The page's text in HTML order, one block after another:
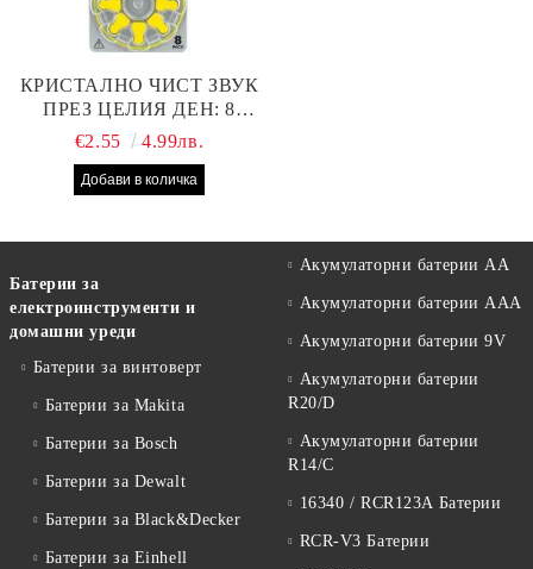
КРИСТАЛНО ЧИСТ ЗВУК
ПРЕЗ ЦЕЛИЯ ДЕН: 8
БРОЯ RAYOVAC EXTRA
АПАРАТ
€2.55 4.99лв.
Батерии за
електроинструменти и
домашни уреди
Батерии за винтоверт
Батерии за Makita
Батерии за Bosch
Батерии за Dewalt
Батерии за Black&Decker
Батерии за Einhell
Акумулаторни батерии АА
Акумулаторни батерии AAA
Акумулаторни батерии 9V
Акумулаторни батерии
R20/D
Акумулаторни батерии
R14/C
16340 / RCR123A Батерии
RCR-V3 Батерии